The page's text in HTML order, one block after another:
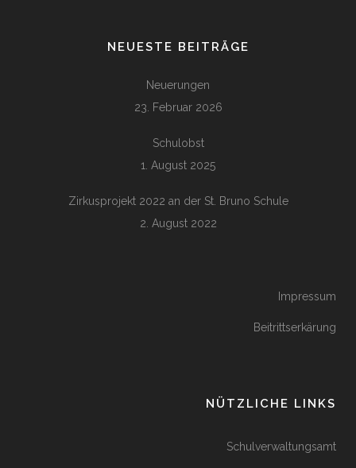
NEUESTE BEITRÄGE
Neuerungen
23. Februar 2026
Schulobst
1. August 2025
Zirkusprojekt 2022 an der St. Bruno Schule
2. August 2022
Impressum
Beitrittserkärung
NÜTZLICHE LINKS
Schulverwaltungsamt